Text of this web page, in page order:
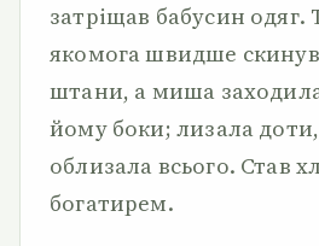
затріщав бабусин одяг.
якомога швидше
штани, а миша
йому боки; лизала
облизала всього. Став
богатирем.